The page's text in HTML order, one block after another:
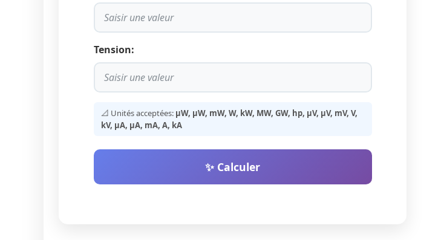
Tension:
📐 Unités acceptées: µW, μW, mW, W, kW, MW, GW, hp, µV, μV, mV, V,
kV, µA, μA, mA, A, kA
✨ Calculer